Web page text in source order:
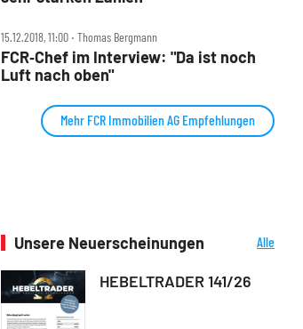
15.12.2018, 11:00 ‧ Thomas Bergmann
FCR‑Chef im Interview: "Da ist noch
Luft nach oben"
Mehr FCR Immobilien AG Empfehlungen
Unsere Neuerscheinungen
Alle
HEBELTRADER 141/26